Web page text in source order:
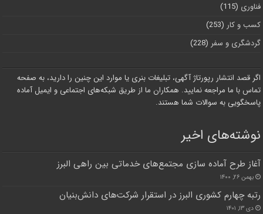
فناوری (115)
کسب و کار (253)
گردشگری و سفر (228)
اگر قصد انتشار رپورتاژ آگهی، تبلیغات بنری یا موارد این چنین را دارید، به صفحه
تماس با ما مراجعه نمایید. همکاران ما از طریق شبکه‌های اجتماعی و ایمیل آماده
پاسخگویی به سوالات شما هستند.
نوشته‌های اخیر
آغاز طرح آماده سازی مجتمع‌های خدماتی بین راهی البرز
بهمن ۲۶, ۱۴۰۰
رتبه چهارم کشوری البرز در استقرار شرکت‌های دانش‌بنیان
دی ۱۳, ۱۴۰۱